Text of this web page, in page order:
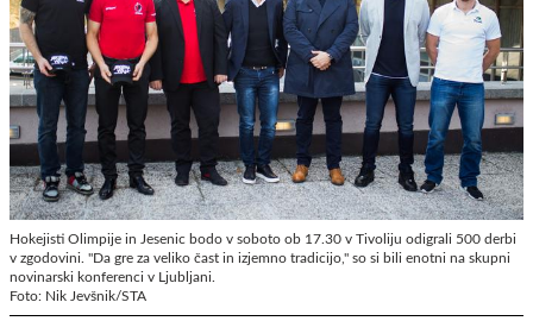
Hokejisti Olimpije in Jesenic bodo v soboto ob 17.30 v Tivoliju odigrali 500 derbi
v zgodovini. "Da gre za veliko čast in izjemno tradicijo," so si bili enotni na skupni
novinarski konferenci v Ljubljani.
Foto: Nik Jevšnik/STA